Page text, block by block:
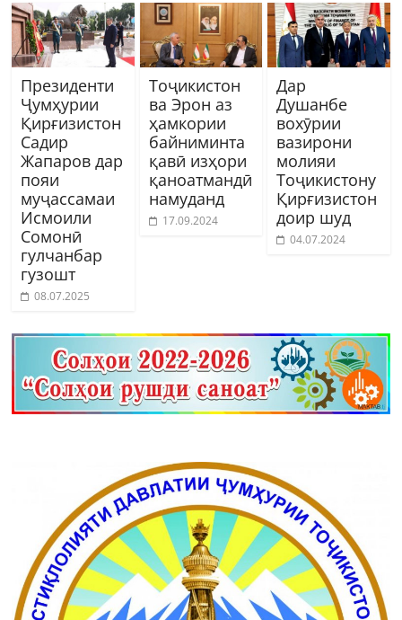
Президенти
Ҷумҳурии
Қирғизистон
Садир
Жапаров дар
пояи
муҷассамаи
Исмоили
Сомонӣ
гулчанбар
гузошт
08.07.2025
Тоҷикистон
ва Эрон аз
ҳамкории
байниминта
қавӣ изҳори
қаноатмандӣ
намуданд
17.09.2024
Дар
Душанбе
вохӯрии
вазирони
молияи
Тоҷикистону
Қирғизистон
доир шуд
04.07.2024